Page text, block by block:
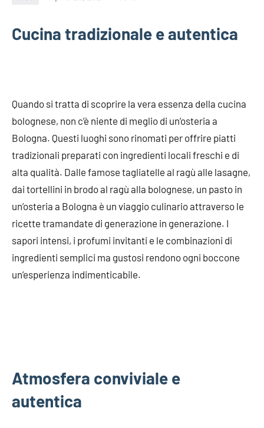
Cucina tradizionale e autentica
Quando si tratta di scoprire la vera essenza della cucina
bolognese, non c’è niente di meglio di un’osteria a
Bologna. Questi luoghi sono rinomati per offrire piatti
tradizionali preparati con ingredienti locali freschi e di
alta qualità. Dalle famose tagliatelle al ragù alle lasagne,
dai tortellini in brodo al ragù alla bolognese, un pasto in
un’osteria a Bologna è un viaggio culinario attraverso le
ricette tramandate di generazione in generazione. I
sapori intensi, i profumi invitanti e le combinazioni di
ingredienti semplici ma gustosi rendono ogni boccone
un’esperienza indimenticabile.
Atmosfera conviviale e
autentica